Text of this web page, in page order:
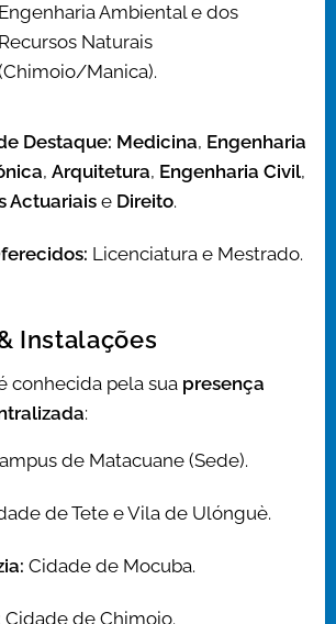
Engenharia Ambiental e dos
Recursos Naturais
Manica).
Destaque: Medicina, Engenharia
, Arquitetura, Engenharia Civil,
Actuariais e Direito.
Licenciatura e Mestrado.
Instalações
conhecida pela sua presença
:
de Matacuane (Sede).
de Tete e Vila de Ulónguè.
Cidade de Mocuba.
Cidade de Chimoio.